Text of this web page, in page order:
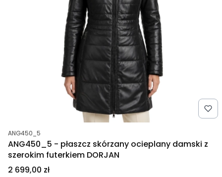
Kod produktu
ANG450_5
ANG450_5 - płaszcz skórzany ocieplany damski z
szerokim futerkiem DORJAN
Cena
2 699,00 zł